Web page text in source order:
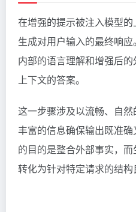
在增强的提示被注入模型
生成对用户输入的最终响
内部的语言理解和增强后
上下文的答案。
这一步骤涉及以流畅、自
丰富的信息确保输出既准
的目的是整合外部事实，
转化为针对特定请求的结构